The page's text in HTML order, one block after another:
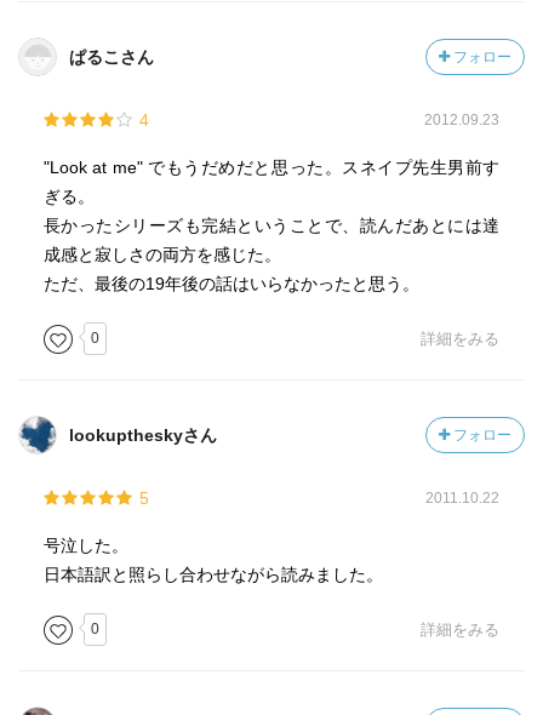
ぱるこさん フォロー
4 2012.09.23
"Look at me" でもうだめだと思った。スネイプ先生男前す
ぎる。
長かったシリーズも完結ということで、読んだあとには達
成感と寂しさの両方を感じた。
ただ、最後の19年後の話はいらなかったと思う。
0 詳細をみる
lookuptheskyさん フォロー
5 2011.10.22
号泣した。
日本語訳と照らし合わせながら読みました。
0 詳細をみる